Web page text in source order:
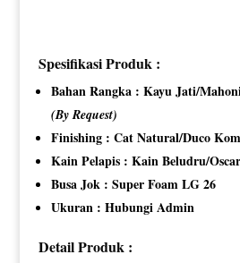
Spesifikasi Produk :
Bahan Rangka : Kayu Jati/
(By Request)
Finishing : Cat Natural/Duco
Kain Pelapis : Kain Beludru/
Busa Jok : Super Foam LG 26
Ukuran : Hubungi Admin
Detail Produk :